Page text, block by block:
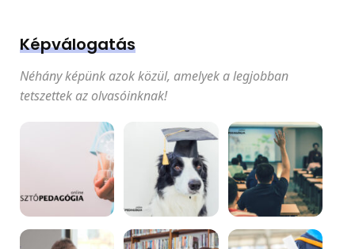
Képválogatás
Néhány képünk azok közül, amelyek a legjobban
tetszettek az olvasóinknak!